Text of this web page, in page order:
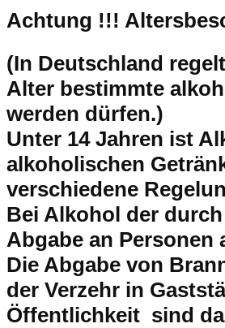
Achtung !!!
(In Deutschland
Alter bestimmte
werden dürfen.)
Unter 14 Jahren ist
alkoholischen
verschiedene
Bei Alkohol der
Abgabe an Personen
Die Abgabe von
der Verzehr in
Öffentlichkeit sind